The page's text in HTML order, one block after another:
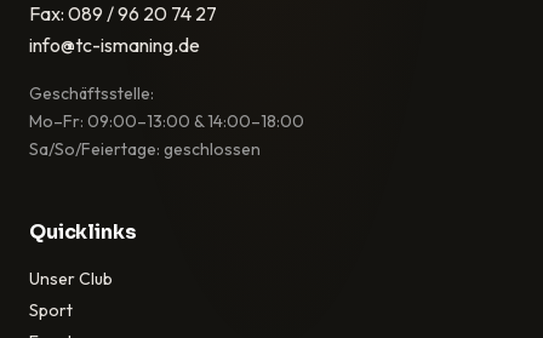
Fax: 089 / 96 20 74 27
info@tc-ismaning.de
Geschäftsstelle:
Mo–Fr: 09:00–13:00 & 14:00–18:00
Sa/So/Feiertage: geschlossen
Quicklinks
Unser Club
Sport